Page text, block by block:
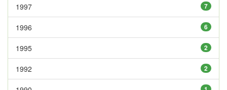
7
1997
6
1996
2
1995
2
1992